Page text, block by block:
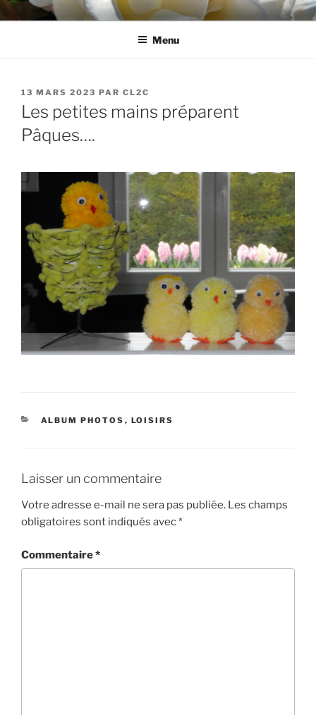
Aller
au
CL2C
Association dédiée à la culture et aux loisirs à Cognin (73)
Menu
PUBLIÉ
LE
13 MARS 2023 PAR CL2C
Les petites mains préparent
Pâques….
CATÉGORIES
ALBUM PHOTOS , LOISIRS
Laisser un commentaire
Votre adresse e-mail ne sera pas publiée. Les champs
obligatoires sont indiqués avec*
Commentaire*